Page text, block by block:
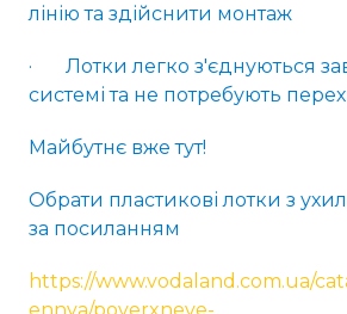
лінію та здійснити монтаж
· Лотки легко з'єднуються
системі та не потребують
Майбутнє вже тут!
Обрати пластикові лотки з
за посиланням
https://www.vodaland.com.ua/